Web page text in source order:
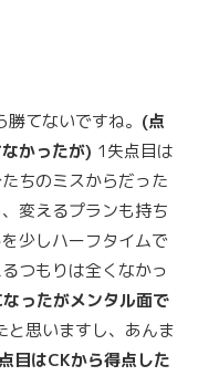
てないですね。 (点
かったが) 1失点目は
ちのミスからだった
変えるプランも持ち
少しハーフタイムで
つもりは全くなかっ
ったがメンタル面で
と思いますし、あんま
点目はCKから得点した